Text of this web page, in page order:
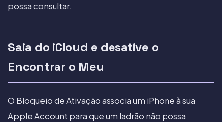
possa consultar.
Saia do iCloud e desative o
Encontrar o Meu
O Bloqueio de Ativação associa um iPhone à sua
Apple Account para que um ladrão não possa